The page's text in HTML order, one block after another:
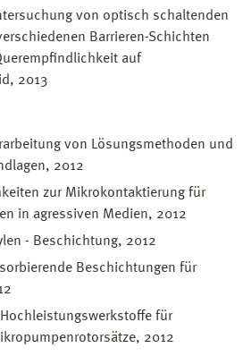
von optisch schaltenden
Barrieren-Schichten
auf
2013
von Lösungsmethoden und
2012
zur Mikrokontaktierung für
in agressiven Medien, 2012
- Beschichtung, 2012
Beschichtungen für
Hochleistungswerkstoffe für
2012